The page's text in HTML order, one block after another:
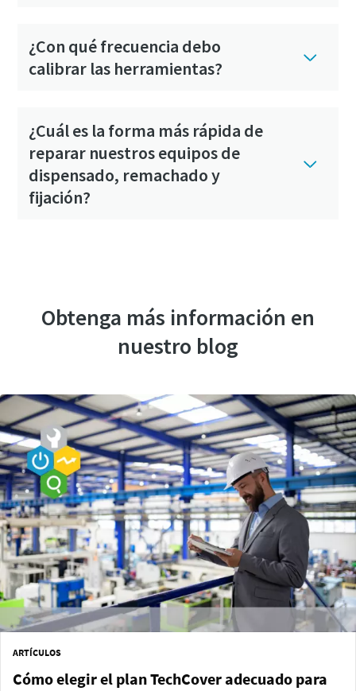
¿Con qué frecuencia debo
calibrar las herramientas?
¿Cuál es la forma más rápida de
reparar nuestros equipos de
dispensado, remachado y
fijación?
Obtenga más información en
nuestro blog
ARTÍCULOS
Cómo elegir el plan TechCover adecuado para